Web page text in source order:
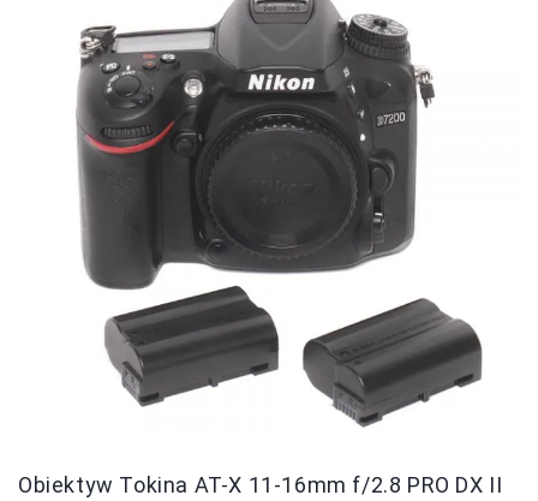
Obiektyw Tokina AT-X 11-16mm f/2.8 PRO DX II